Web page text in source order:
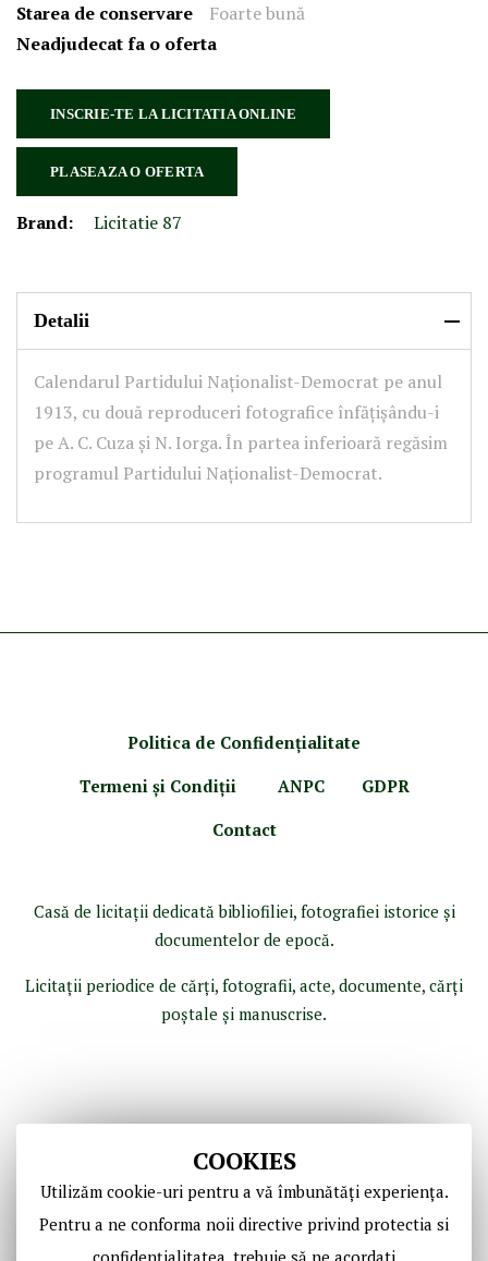
Starea de conservare
Foarte bună
Neadjudecat fa o oferta
INSCRIE-TE LA LICITATIA ONLINE
PLASEAZA O OFERTA
Brand: Licitatie 87
Detalii
Calendarul Partidului Naționalist-Democrat pe anul
1913, cu două reproduceri fotografice înfățișându-i
pe A. C. Cuza și N. Iorga. În partea inferioară regăsim
programul Partidului Naționalist-Democrat.
COOKIES
Utilizăm cookie-uri pentru a vă îmbunătăți experiența.
Pentru a ne conforma noii directive privind protectia si
confidențialitatea, trebuie să ne acordati
Politica de Confidenţialitate
Termeni şi Condiţii
ANPC
GDPR
Contact
Casă de licitaţii dedicată bibliofiliei, fotografiei istorice şi
documentelor de epocă.
Licitaţii periodice de cărţi, fotografii, acte, documente, cărţi
poştale şi manuscrise.